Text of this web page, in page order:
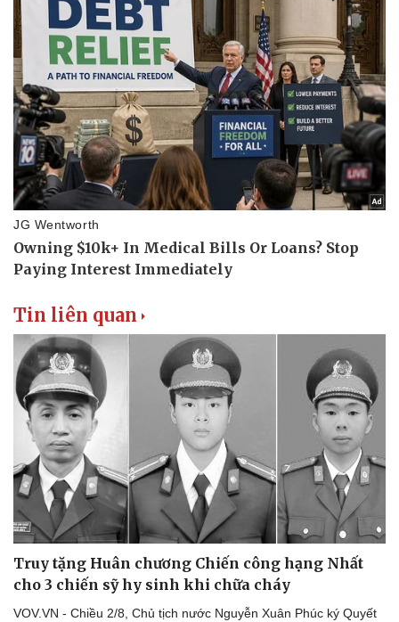
Pháp luật
Vụ án
Tư vấn luật
Quân sự - Quốc phòng
Vũ khí
Tin liên quan
Truy tặng Huân chương Chiến công hạng Nhất
cho 3 chiến sỹ hy sinh khi chữa cháy
VOV.VN - Chiều 2/8, Chủ tịch nước Nguyễn Xuân Phúc ký Quyết